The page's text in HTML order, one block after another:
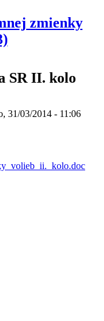
zmienky
SR II. kolo
31/03/2014 - 11:06